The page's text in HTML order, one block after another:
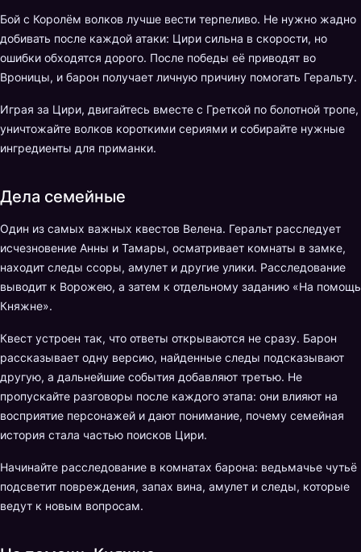
Бой с Королём волков лучше вести терпеливо. Не нужно жадно
добивать после каждой атаки: Цири сильна в скорости, но
ошибки обходятся дорого. После победы её приводят во
Вроницы, и барон получает личную причину помогать Геральту.
Играя за Цири, двигайтесь вместе с Греткой по болотной тропе,
уничтожайте волков короткими сериями и собирайте нужные
ингредиенты для приманки.
Дела семейные
Один из самых важных квестов Велена. Геральт расследует
исчезновение Анны и Тамары, осматривает комнаты в замке,
находит следы ссоры, амулет и другие улики. Расследование
выводит к Ворожею, а затем к отдельному заданию «На помощь
Княжне».
Квест устроен так, что ответы открываются не сразу. Барон
рассказывает одну версию, найденные следы подсказывают
другую, а дальнейшие события добавляют третью. Не
пропускайте разговоры после каждого этапа: они влияют на
восприятие персонажей и дают понимание, почему семейная
история стала частью поисков Цири.
Начинайте расследование в комнатах барона: ведьмачье чутьё
подсветит повреждения, запах вина, амулет и следы, которые
ведут к новым вопросам.